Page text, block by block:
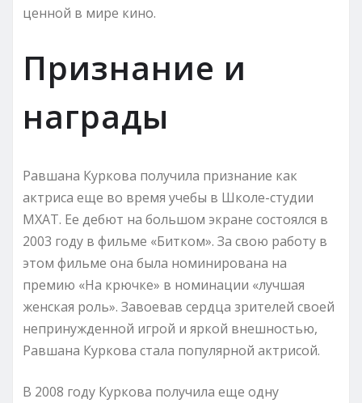
ценной в мире кино.
Признание и
награды
Равшана Куркова получила признание как
актриса еще во время учебы в Школе-студии
МХАТ. Ее дебют на большом экране состоялся в
2003 году в фильме «Битком». За свою работу в
этом фильме она была номинирована на
премию «На крючке» в номинации «лучшая
женская роль». Завоевав сердца зрителей своей
непринужденной игрой и яркой внешностью,
Равшана Куркова стала популярной актрисой.
В 2008 году Куркова получила еще одну